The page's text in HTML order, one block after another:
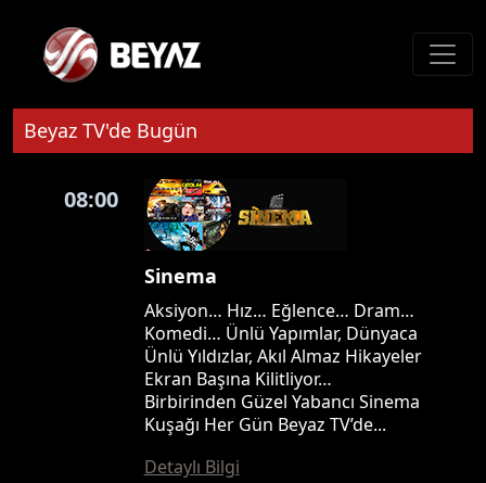
Beyaz TV'de Bugün
08:00
Sinema
Aksiyon… Hız… Eğlence… Dram…
Komedi… Ünlü Yapımlar, Dünyaca
Ünlü Yıldızlar, Akıl Almaz Hikayeler
Ekran Başına Kilitliyor…
Birbirinden Güzel Yabancı Sinema
Kuşağı Her Gün Beyaz TV’de...
Detaylı Bilgi